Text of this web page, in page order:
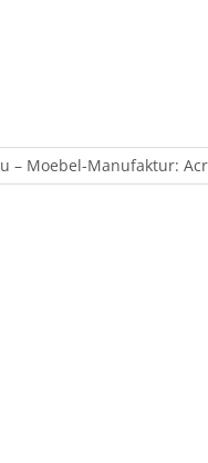
– Moebel-Manufaktur: